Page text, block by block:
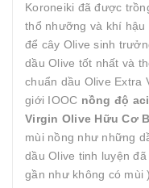
Koroneiki đã được
thổ nhưỡng và khí hậu
để cây Olive sinh
dầu Olive tốt nhất và
chuẩn dầu Olive Extra
giới IOOC nồng độ
Virgin Olive Hữu Cơ
mùi nồng như những
dầu Olive tinh luyện
gần như không có mùi